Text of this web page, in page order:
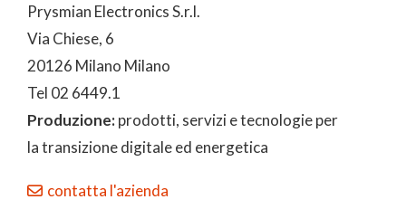
Prysmian Electronics S.r.l.
Via Chiese, 6
20126 Milano Milano
Tel 02 6449.1
Produzione:prodotti, servizi e tecnologie per
la transizione digitale ed energetica
contatta l'azienda